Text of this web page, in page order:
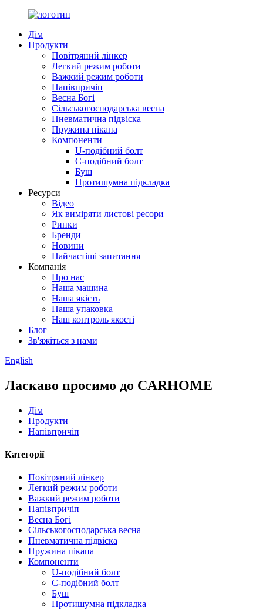
Дім
Продукти
Повітряний лінкер
Легкий режим роботи
Важкий режим роботи
Напівпричіп
Весна Богі
Сільськогосподарська весна
Пневматична підвіска
Пружина пікапа
Компоненти
U-подібний болт
С-подібний болт
Буш
Протишумна підкладка
Ресурси
Відео
Як виміряти листові ресори
Ринки
Бренди
Новини
Найчастіші запитання
Компанія
Про нас
Наша машина
Наша якість
Наша упаковка
Наш контроль якості
Блог
Зв'яжіться з нами
English
Ласкаво просимо до CARHOME
Дім
Продукти
Напівпричіп
Категорії
Повітряний лінкер
Легкий режим роботи
Важкий режим роботи
Напівпричіп
Весна Богі
Сільськогосподарська весна
Пневматична підвіска
Пружина пікапа
Компоненти
U-подібний болт
С-подібний болт
Буш
Протишумна підкладка